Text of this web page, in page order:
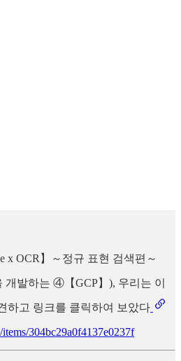
x OCR】～정규 표현 검색편～
개발하는 ④【GCP】), 우리는 이
하고 링크를 클릭하여 보았다
304bc29a0f4137e0237f